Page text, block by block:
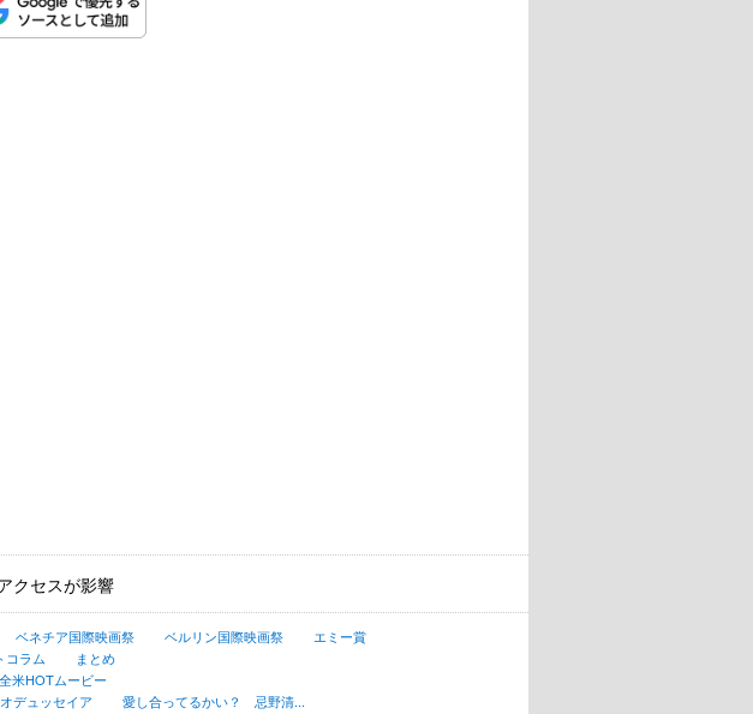
クセスが影響
ベネチア国際映画祭 ベルリン国際映画祭
エミー賞
コラム
まとめ
米HOTムービー
オデュッセイア
愛し合ってるかい？ 忌野清...